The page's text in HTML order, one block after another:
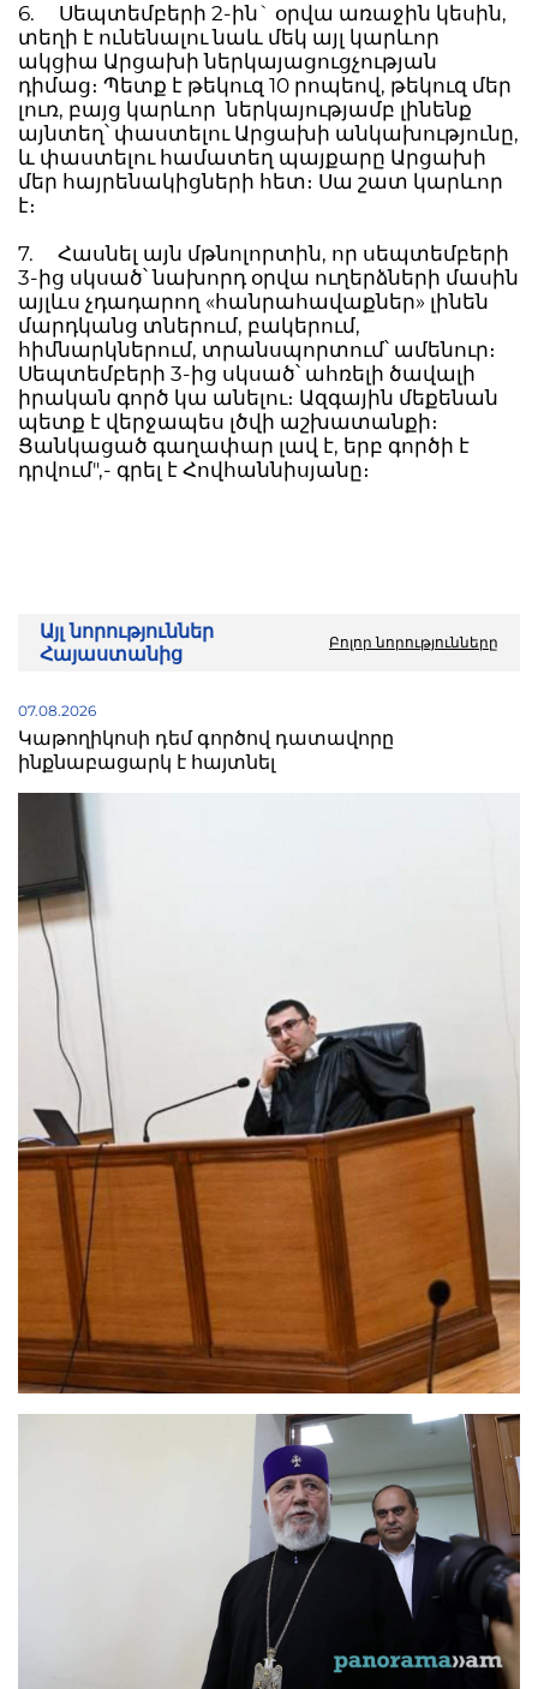
6. Սեպտեմբերի 2-ին` օրվա առաջին կեսին,
տեղի է ունենալու նաև մեկ այլ կարևոր
ակցիա Արցախի ներկայացուցչության
դիմաց։ Պետք է թեկուզ 10 րոպեով, թեկուզ մեր
լուռ, բայց կարևոր ներկայությամբ լինենք
այնտեղ՝ փաստելու Արցախի անկախությունը,
և փաստելու համատեղ պայքարը Արցախի
մեր հայրենակիցների հետ։ Սա շատ կարևոր
է։
7. Հասնել այն մթնոլորտին, որ սեպտեմբերի
3-ից սկսած՝ նախորդ օրվա ուղերձների մասին
այլևս չդադարող «հանրահավաքներ» լինեն
մարդկանց տներում, բակերում,
հիմնարկներում, տրանսպորտում՝ ամենուր։
Սեպտեմբերի 3-ից սկսած՝ ահռելի ծավալի
իրական գործ կա անելու։ Ազգային մեքենան
պետք է վերջապես լծվի աշխատանքի։
Ցանկացած գաղափար լավ է, երբ գործի է
դրվում",- գրել է Հովհաննիսյանը։
Այլ նորություններ
Հայաստանից
Բոլոր նորությունները
07.08.2026
Կաթողիկոսի դեմ գործով դատավորը
ինքնաբացարկ է հայտնել